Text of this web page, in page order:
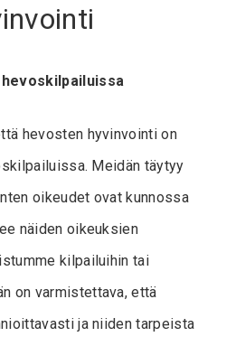
hevosten hyvinvointi on
Meidän täytyy
oikeudet ovat kunnossa
näiden oikeuksien
kilpailuihin tai
on varmistettava, että
ja niiden tarpeista